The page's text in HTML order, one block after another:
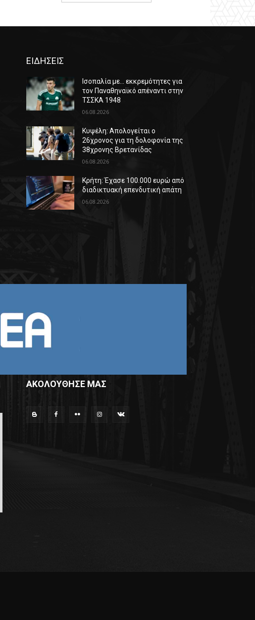
ΕΙΔΗΣΕΙΣ
Ισοπαλία με… εκκρεμότητες για
τον Παναθηναϊκό απέναντι στην
ΤΣΣΚΑ 1948
06.08.2026
Κυψέλη: Απολογείται ο
26χρονος για τη δολοφονία της
38χρονης Βρετανίδας
06.08.2026
Κρήτη: Έχασε 100.000 ευρώ από
διαδικτυακή επενδυτική απάτη
06.08.2026
ΑΚΟΛΟΥΘΗΣΕ ΜΑΣ